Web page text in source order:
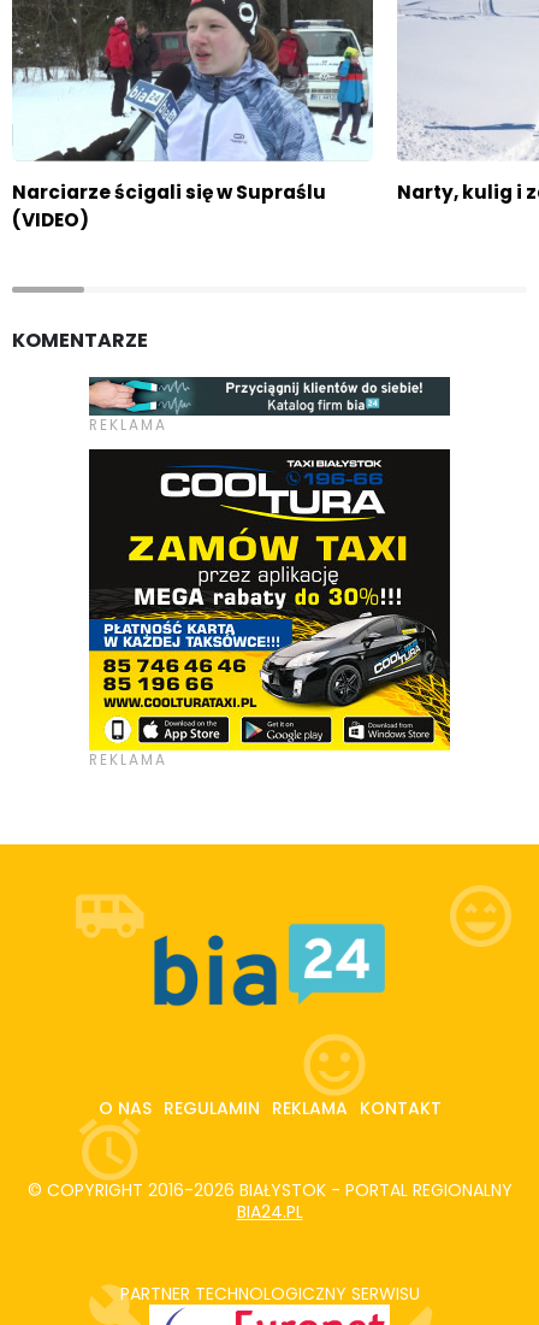
Narciarze ścigali się w Supraślu
(VIDEO)
Narty, kulig i
KOMENTARZE
O NAS REGULAMIN REKLAMA KONTAKT
© COPYRIGHT 2016-2026 BIAŁYSTOK - PORTAL REGIONALNY
BIA24.PL
PARTNER TECHNOLOGICZNY SERWISU